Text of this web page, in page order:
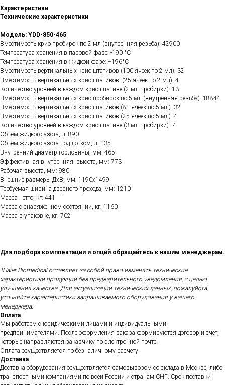
Характеристики
Технические характеристики
Модель: YDD-850-465
Вместимость крио пробирок по 2 мл (внутренняя резьба): 42900
Температура хранения в паровой фазе: -190 °C
Температура хранения в жидкой фазе: −196°C
Вместимость вертикальных крио штативов (100 ячеек по 2 мл): 32
Вместимость вертикальных крио штативов (25 ячеек по 2 мл): 4
Количество уровней в каждом крио штативе (2 мл пробирки): 13
Вместимость вертикальных крио пробирок по 5 мл (внутренняя резьба): 18844
Вместимость вертикальных крио штативов (81 ячеек по 5 мл): 32
Вместимость вертикальных крио штативов (25 ячеек по 5 мл): 4
Количество уровней в каждом крио штативе (3 мл пробирки): 7
Объем жидкого азота, л: 890
Объем жидкого азота под лотком, л: 135
Внутренний диаметр горловины, мм: 465
Эффективная внутренняя высота, мм: 773
Рабочая высота, мм: 980
Внешние размеры ДхВ, мм: 1190х1499
Требуемая ширина дверного прохода, мм: 1210
Масса нетто, кг: 441
Масса с снаряженном состоянии, кг: 1160
Масса в упаковке, кг: 702
Для подбора комплектации и опций обращайтесь к нашим менеджерам.
*Haier Biomedical оставляет за собой право изменять технические
характеристики продукции без предварительного уведомления, с целью
улучшения качества. Для актуализации технических данных, пожалуйста,
уточняйте характеристики запрашиваемого оборудования у вашего
менеджера.
Оплата
Мы работаем с юридическими лицами и индивидуальными
предпринимателями. После оформления заказа формируются договор и счет,
которые направляются заказчику по электронной почте.
Оплата осуществляется по безналичному расчету.
Доставка
Доставка оборудования осуществляется самовывозом со склада в Москве, либо
транспортными компаниями по всей России и странам СНГ. Срок поставки